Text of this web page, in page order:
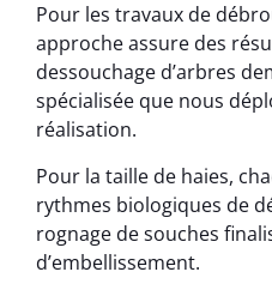
Pour les travaux de
approche assure des
dessouchage d’arbres
spécialisée que nous
réalisation.
Pour la taille de haies,
rythmes biologiques de
rognage de souches
d’embellissement.